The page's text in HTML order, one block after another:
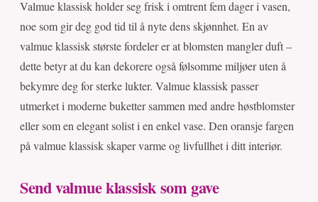
Valmue klassisk holder seg frisk i omtrent fem dager i vasen,
noe som gir deg god tid til å nyte dens skjønnhet. En av
valmue klassisk største fordeler er at blomsten mangler duft –
dette betyr at du kan dekorere også følsomme miljøer uten å
bekymre deg for sterke lukter. Valmue klassisk passer
utmerket i moderne buketter sammen med andre høstblomster
eller som en elegant solist i en enkel vase. Den oransje fargen
på valmue klassisk skaper varme og livfullhet i ditt interiør.
Send valmue klassisk som gave